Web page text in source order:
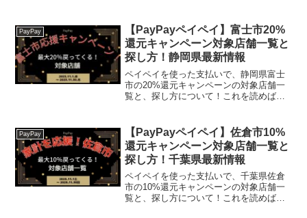
内24000軒の宿をネ...
PayPay
【PayPayペイペイ】富士市20%
還元キャンペーン対象店舗一覧と
探し方！静岡県最新情報
ペイペイを使った支払いで、静岡県富士
市の20%還元キャンペーンの対象店舗一
覧と、探し方について！これを読めば、
ンペーン（第2弾）」の、対象店舗と探し
方がわかります...
PayPay
【PayPayペイペイ】佐倉市10%
還元キャンペーン対象店舗一覧と
探し方！千葉県最新情報
ペイペイを使った支払いで、千葉県佐倉
市の10%還元キャンペーンの対象店舗一
覧と、探し方について！これを読めば、